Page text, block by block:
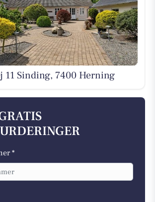
11 Sinding, 7400 Herning
*